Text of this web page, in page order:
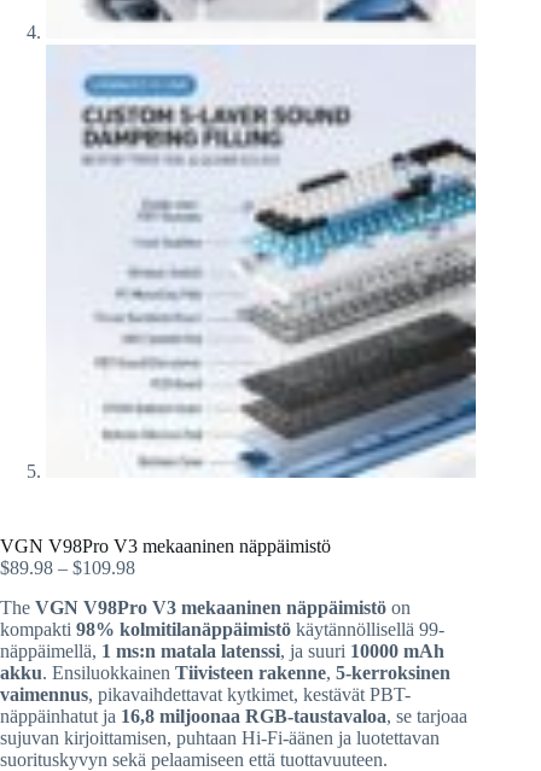
VGN V98Pro V3 mekaaninen näppäimistö
$89.98 – $109.98
The VGN V98Pro V3 mekaaninen näppäimistö on
kompakti 98% kolmitilanäppäimistö käytännöllisellä 99-
näppäimellä, 1 ms:n matala latenssi, ja suuri 10000 mAh
akku. Ensiluokkainen Tiivisteen rakenne, 5-kerroksinen
vaimennus, pikavaihdettavat kytkimet, kestävät PBT-
näppäinhatut ja 16,8 miljoonaa RGB-taustavaloa, se tarjoaa
sujuvan kirjoittamisen, puhtaan Hi-Fi-äänen ja luotettavan
suorituskyvyn sekä pelaamiseen että tuottavuuteen.